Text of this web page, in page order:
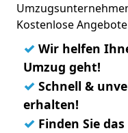
Kostenlose
✓ Wir helfen
Umzug geht!
✓ Schnell &
erhalten!
✓ Finden Sie